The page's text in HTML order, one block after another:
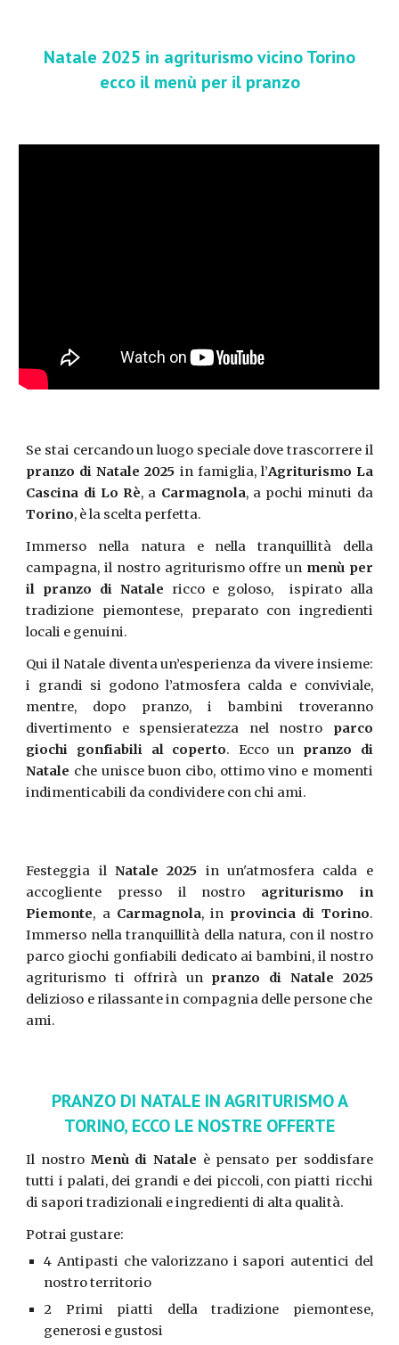
Natale 2025 in agriturismo vicino Torino
ecco il menù per il pranzo
Se stai cercando un luogo speciale dove trascorrere il
pranzo di Natale 2025 in famiglia, l’Agriturismo La
Cascina di Lo Rè, a Carmagnola, a pochi minuti da
Torino, è la scelta perfetta.
Immerso nella natura e nella tranquillità della
campagna, il nostro agriturismo offre un menù per
il pranzo di Natale ricco e goloso, ispirato alla
tradizione piemontese, preparato con ingredienti
locali e genuini.
Qui il Natale diventa un’esperienza da vivere insieme:
i grandi si godono l’atmosfera calda e conviviale,
mentre, dopo pranzo, i bambini troveranno
divertimento e spensieratezza nel nostro parco
giochi gonfiabili al coperto. Ecco un pranzo di
Natale che unisce buon cibo, ottimo vino e momenti
indimenticabili da condividere con chi ami.
Festeggia ilNatale 2025 in un'atmosfera calda e
accogliente presso il nostro agriturismo in
Piemonte, a Carmagnola, in provincia di Torino.
Immerso nella tranquillità della natura, con il nostro
parco giochi gonfiabili dedicato ai bambini, il nostro
agriturismo ti offrirà un pranzo di Natale 2025
delizioso e rilassante in compagnia delle persone che
ami.
PRANZO DI NATALE IN AGRITURISMO A
TORINO, ECCO LE NOSTRE OFFERTE
Il nostro Menù di Natale è pensato per soddisfare
tutti i palati, dei grandi e dei piccoli, con piatti ricchi
di sapori tradizionali e ingredienti di alta qualità.
Potrai gustare:
4 Antipasti che valorizzano i sapori autentici del
nostro territorio
2 Primi piatti della tradizione piemontese,
generosi e gustosi